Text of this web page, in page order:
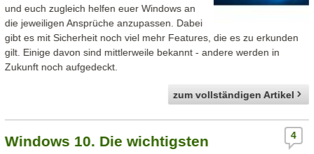
und euch zugleich helfen euer Windows an
die jeweiligen Ansprüche anzupassen. Dabei
gibt es mit Sicherheit noch viel mehr Features, die es zu erkunden
gilt. Einige davon sind mittlerweile bekannt - andere werden in
Zukunft noch aufgedeckt.
zum vollständigen Artikel
Windows 10. Die wichtigsten
4